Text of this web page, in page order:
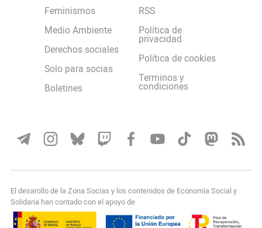
Feminismos
Medio Ambiente
Derechos sociales
Solo para socias
Boletines
RSS
Política de
privacidad
Política de cookies
Terminos y
condiciones
El desarollo de la Zona Socias y los contenidos de Economía Social y
Solidaria han contado con el apoyo de